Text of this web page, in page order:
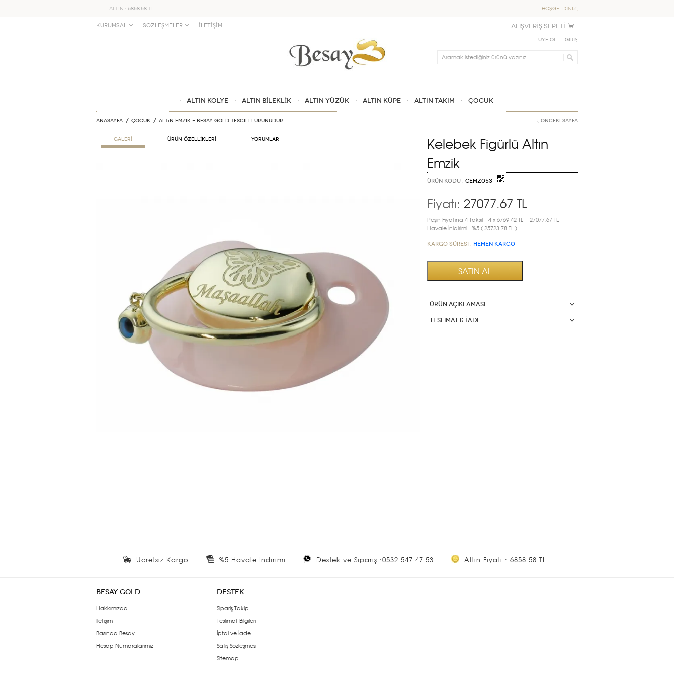
ALTIN : 6858.58 TL HOŞGELDİNİZ,
KURUMSAL SÖZLEŞMELER İLETİŞİM ALIŞVERİŞ SEPETİ
Üye Ol GİRİŞ
Ara
ALTIN KOLYE ALTIN BİLEKLİK ALTIN YÜZÜK ALTIN KÜPE ALTIN TAKIM ÇOCUK
Anasayfa ÇOCUK Altın Emzik - Besay Gold tescilli ürünüdür Önceki Sayfa
GALERİ ÜRÜN ÖZELLİKLERİ Yorumlar
Kelebek Figürlü Altın
Emzik
ÜRÜN KODU : CEMZ053
Fiyatı: 27077.67 TL
Peşin Fiyatına 4 Taksit : 4 x 6769.42 TL = 27077,67 TL
Havale İnidirimi : %5 ( 25723.78 TL )
Kargo Süresi : HEMEN KARGO
ÜRÜN AÇIKLAMASI
Teslimat & İade
Ücretsiz Kargo %5 Havale İndirimi Destek ve Sipariş :0532 547 47 53 Altın Fiyatı : 6858.58 TL
BESAY GOLD
Hakkımızda
İletişim
Basında Besay
Hesap Numaralarımız
DESTEK
Sipariş Takip
Teslimat Bilgileri
İptal ve İade
Satış Sözleşmesi
Sitemap